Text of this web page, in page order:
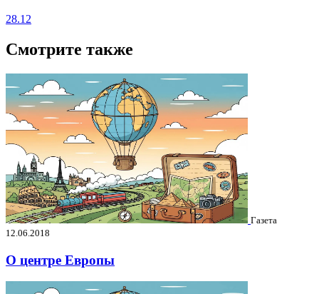
28.12
Смотрите также
Газета
12.06.2018
О центре Европы